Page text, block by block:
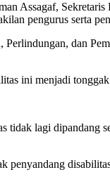
Sekretaris
pengurus serta
dan
ini menjadi
lagi